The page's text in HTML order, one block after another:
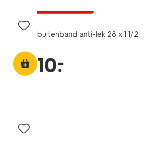
buitenband anti-lek 28 x 1 1/2
10.
–